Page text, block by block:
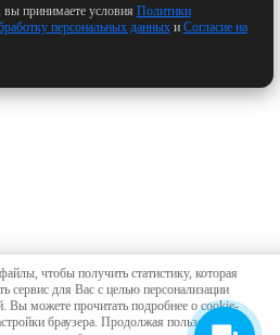
чтобы получить статистику, которая
сервис для Вас с целью персонализации
Вы можете прочитать подробнее о cookie-
браузера. Продолжая пользоваться
принимаете условия Политики
персональных данныхи Согласие на